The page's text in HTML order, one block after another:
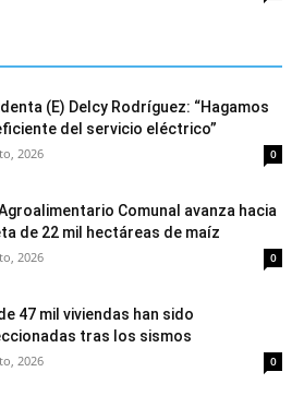
(E) Delcy Rodríguez: “Hagamos
del servicio eléctrico”
2026 0
Comunal avanza hacia
de 22 mil hectáreas de maíz
2026 0
47 mil viviendas han sido
tras los sismos
2026 0